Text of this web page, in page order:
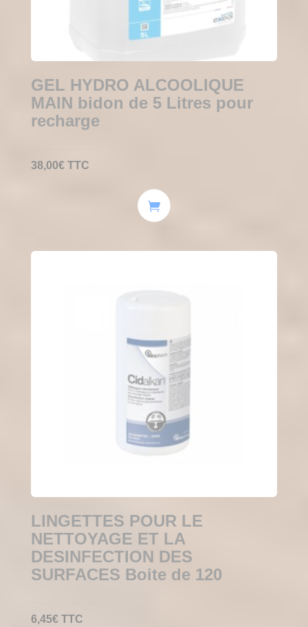
GEL HYDRO ALCOOLIQUE
MAIN bidon de 5 Litres pour
recharge
38,00€ TTC
LINGETTES POUR LE
NETTOYAGE ET LA
DESINFECTION DES
SURFACES Boite de 120
6,45€ TTC